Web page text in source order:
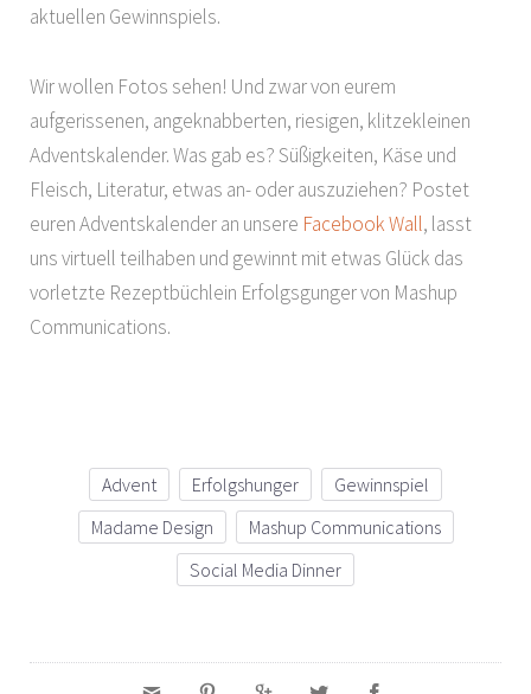
aktuellen Gewinnspiels.
Wir wollen Fotos sehen! Und zwar von eurem
aufgerissenen, angeknabberten, riesigen, klitzekleinen
Adventskalender. Was gab es? Süßigkeiten, Käse und
Fleisch, Literatur, etwas an- oder auszuziehen? Postet
euren Adventskalender an unsere Facebook Wall, lasst
uns virtuell teilhaben und gewinnt mit etwas Glück das
vorletzte Rezeptbüchlein Erfolgsgunger von Mashup
Communications.
Advent Erfolgshunger
Gewinnspiel
Madame Design
Mashup Communications
Social Media Dinner